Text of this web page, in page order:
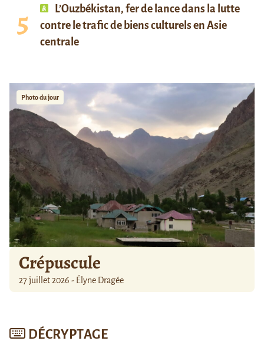
L’Ouzbékistan, fer de lance dans la lutte
contre le trafic de biens culturels en Asie
centrale
Photo du jour
Crépuscule
27 juillet 2026 - Élyne Dragée
DÉCRYPTAGE